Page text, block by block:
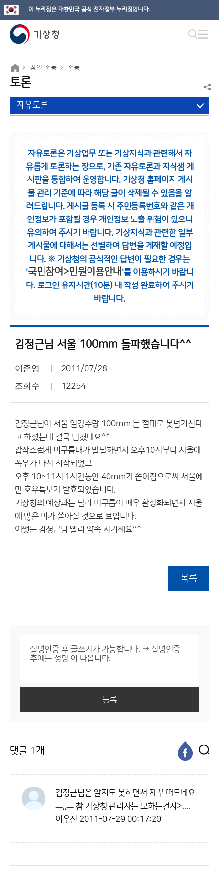
이 누리집은 대한민국 공식 전자정부 누리집입니다.
참여·소통 소통
토론
자유토론
자유토론은 기상업무 또는 기상지식과 관련해서 자
유롭게 토론하는 장으로, 기존 자유토론과 지식샘 게
시판을 통합하여 운영합니다. 기상청 홈페이지 게시
물 관리 기준에 따라 해당 글이 삭제될 수 있음을 알
려드립니다. 게시글 등록 시 주민등록번호와 같은 개
인정보가 포함될 경우 개인정보 노출 위험이 있으니
유의하여 주시기 바랍니다. 기상지식과 관련한 일부
게시물에 대해서는 선별하여 답변을 게재할 예정입
니다. ※ 기상청의 공식적인 답변이 필요한 경우는
'국민참여>민원이용안내 '를 이용하시기 바랍니
다. 로그인 유지시간(10분) 내 작성 완료하여 주시기
바랍니다.
김정근님 서울 100mm 돌파했습니다^^
이준영 2011/07/28
조회수 12254
김정근님이 서울 일강수량 100mm 는 절대로 못넘기신다
고 하셨는데 결국 넘겼네요^^
갑작스럽게 비구름대가 발달하면서 오후10시부터 서울에
폭우가 다시 시작되었고
오후 10~11시 1시간동안 40mm가 쏟아짐으로써 서울에
만 호우특보가 발효되었습니다.
기상청의 예상과는 달리 비구름이 매우 활성화되면서 서울
에 많은 비가 쏟아질 것으로 보입니다.
어쨋든 김졍근님 빨리 약속 지키세요^^
목록
등록
댓글 1 개
김정근님은 알지도 못하면서 자꾸 떠드네요
ㅡ,,ㅡ 참 기상청 관리자는 모하는건지>....
이우진 2011-07-29 00:17:20